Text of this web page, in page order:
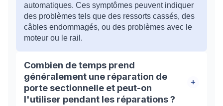
automatiques. Ces symptômes peuvent indiquer
des problèmes tels que des ressorts cassés, des
câbles endommagés, ou des problèmes avec le
moteur ou le rail.
Combien de temps prend
généralement une réparation de
porte sectionnelle et peut-on
l'utiliser pendant les réparations ?